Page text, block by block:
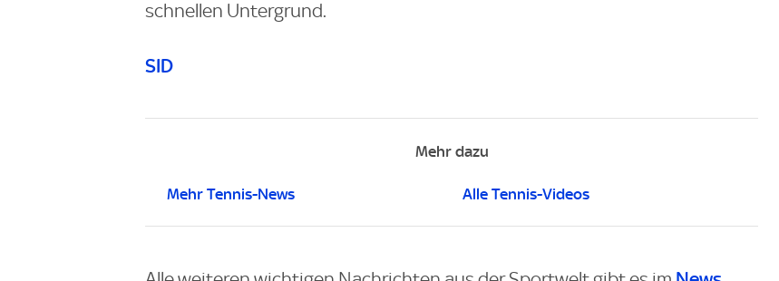
schnellen Untergrund.
SID
Mehr dazu
Mehr Tennis-News Alle Tennis-Videos